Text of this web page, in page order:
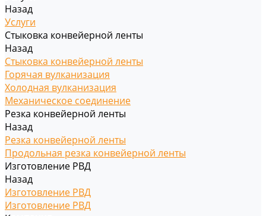
Назад
Услуги
Стыковка конвейерной ленты
Назад
Стыковка конвейерной ленты
Горячая вулканизация
Холодная вулканизация
Механическое соединение
Резка конвейерной ленты
Назад
Резка конвейерной ленты
Продольная резка конвейерной ленты
Изготовление РВД
Назад
Изготовление РВД
Изготовление РВД